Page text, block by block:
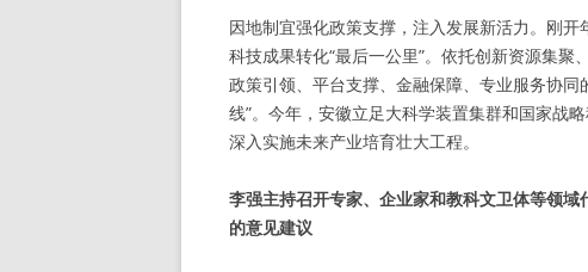
因地制宜强化政策支撑，注入发展新活力。刚
科技成果转化“最后一公里”。依托创新资源集
政策引领、平台支撑、金融保障、专业服务协同
线”。今年，安徽立足大科学装置集群和国家战
深入实施未来产业培育壮大工程。
李强主持召开专家、企业家和教科文卫体等领
的意见建议